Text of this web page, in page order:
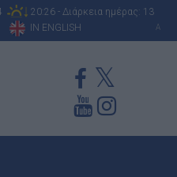
20:26 - Διάρκεια ημέρας: 13
IN ENGLISH A